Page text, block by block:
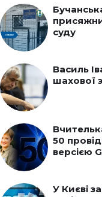
суду
Василь
шахової
50
версією
У Києві